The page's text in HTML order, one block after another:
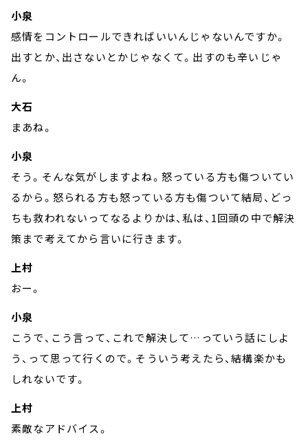
小泉
感情をコントロールできればいいんじゃないんですか。
出すとか、出さないとかじゃなくて。出すのも辛いじゃ
ん。
大石
まあね。
小泉
そう。そんな気がしますよね。怒っている方も傷ついてい
るから。怒られる方も怒っている方も傷ついて結局、どっ
ちも救われないってなるよりかは、私は、1回頭の中で解決
策まで考えてから言いに行きます。
上村
おー。
小泉
こうで、こう言って、これで解決して…っていう話にしよ
う、って思って行くので。そういう考えたら、結構楽かも
しれないです。
上村
素敵なアドバイス。